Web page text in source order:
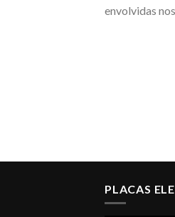
envolvidas
PLACAS